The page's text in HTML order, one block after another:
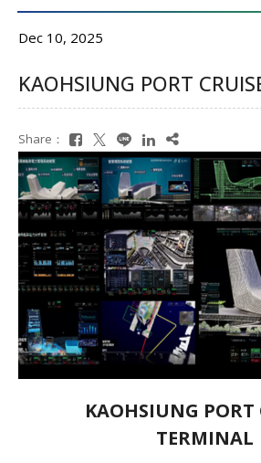
Dec 10, 2025
KAOHSIUNG PORT
Share：
KAOHSIUNG PORT
TERMINAL